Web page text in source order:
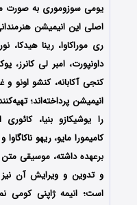
یومی سوزوموری به صورت
اصلی این انیمیشن
ری موراکاوا، رینا هیدکا،
داونپورت، امبر لی کانرز،
کنجی آکابانه، کنشو اونو
انیمیشن پرداخته‌اند؛
را یوشیکازو بنیا، کائوری
کامیمورا مایو، ریهو
برعهده داشته، موسیقی
و تدوین و ویرایش آن
است؛ انیمه ژاپنی کومی